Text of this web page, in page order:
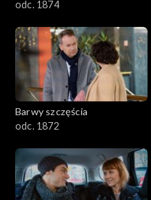
odc. 1874
Barwy szczęścia
odc. 1872